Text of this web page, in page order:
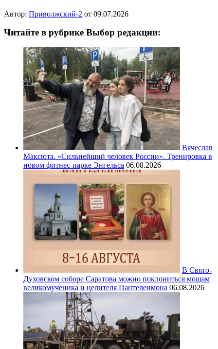
Автор: Приволжский-2 от 09.07.2026
Читайте в рубрике Выбор редакции:
Вячеслав
Максюта. «Сильнейший человек России». Тренировка в
новом фитнес-парке Энгельса 06.08.2026
В Свято-
Духовском соборе Саратова можно поклониться мощам
великомученика и целителя Пантелеимона 06.08.2026